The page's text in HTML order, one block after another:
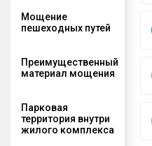
Мощение
пешеходных путей
Преимущественный
материал мощения
Парковая
территория внутри
жилого комплекса